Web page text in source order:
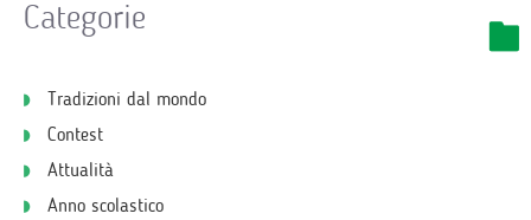
Categorie
Tradizioni dal mondo
Contest
Attualità
Anno scolastico